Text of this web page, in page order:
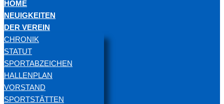
HOME
NEUIGKEITEN
DER VEREIN
CHRONIK
STATUT
SPORTABZEICHEN
HALLENPLAN
VORSTAND
SPORTSTÄTTEN